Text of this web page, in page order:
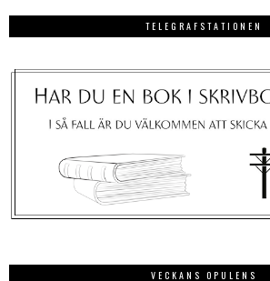
TELEGRAFSTATIONEN
VECKANS OPULENS